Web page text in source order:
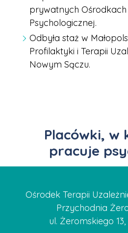
prywatnych
Psychologicznej.
Odbyła staż w
Profilaktyki i Terapii
Nowym Sączu.
Placówki, w
pracuje
Ośrodek Terapii
Przychodnia
ul. Żeromskiego